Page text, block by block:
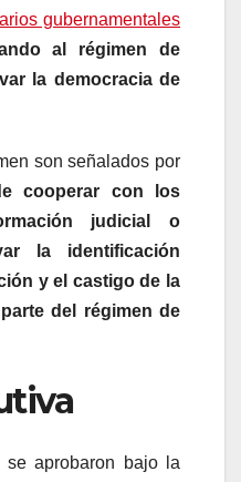
gubernamentales
al régimen de
la democracia de
son señalados por
cooperar con los
judicial o
la identificación
y el castigo de la
del régimen de
se aprobaron bajo la